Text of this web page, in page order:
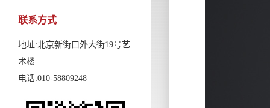
联系方式
地址:北京新街口外大街19号艺
术楼
电话:010-58809248